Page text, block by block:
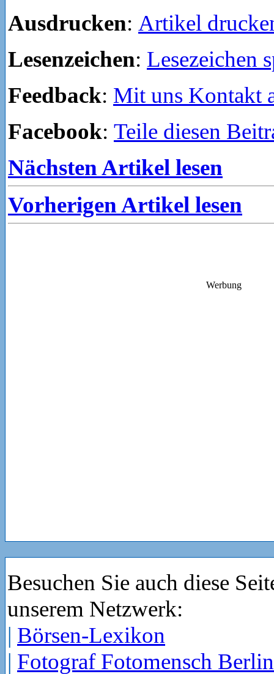
Ausdrucken: Artikel
Lesenzeichen: Lesezeichen
Feedback: Mit uns Kontakt
Facebook: Teile diesen
Nächsten Artikel lesen
Vorherigen Artikel lesen
Werbung
Besuchen Sie auch diese
unserem Netzwerk:
| Börsen-Lexikon
| Fotograf Fotomensch Berlin